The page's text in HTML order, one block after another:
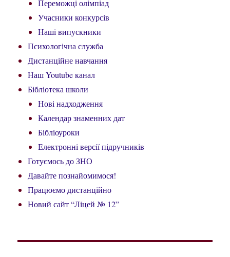
Переможці олімпіад
Учасники конкурсів
Наші випускники
Психологічна служба
Дистанційне навчання
Наш Youtube канал
Бібліотека школи
Нові надходження
Календар знаменних дат
Бібліоуроки
Електронні версії підручників
Готуємось до ЗНО
Давайте познайомимося!
Працюємо дистанційно
Новий сайт “Ліцей № 12”